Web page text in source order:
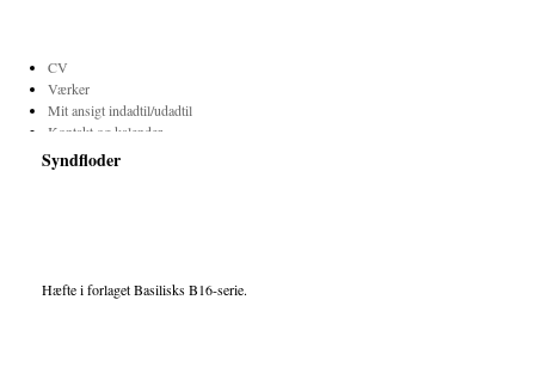
CV
Værker
Mit ansigt indadtil/udadtil
Kontakt og kalender
Translations
Syndfloder
Hæfte i forlaget Basilisks B16-serie.